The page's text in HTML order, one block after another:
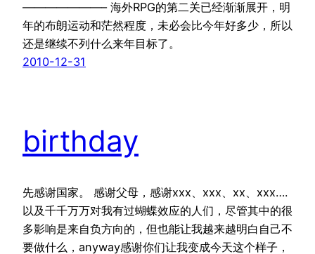
———————– 海外RPG的第二关已经渐渐展开，明
年的布朗运动和茫然程度，未必会比今年好多少，所以
还是继续不列什么来年目标了。
2010-12-31
birthday
先感谢国家。 感谢父母，感谢xxx、xxx、xx、xxx….
以及千千万万对我有过蝴蝶效应的人们，尽管其中的很
多影响是来自负方向的，但也能让我越来越明白自己不
要做什么，anyway感谢你们让我变成今天这个样子，